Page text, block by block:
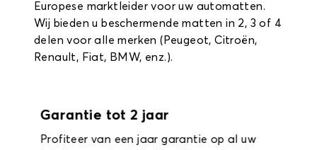
Europese marktleider voor uw automatten.
Wij bieden u beschermende matten in 2, 3 of 4
delen voor alle merken (Peugeot, Citroën,
Renault, Fiat, BMW, enz.).
Garantie tot 2 jaar
Profiteer van een jaar garantie op al uw